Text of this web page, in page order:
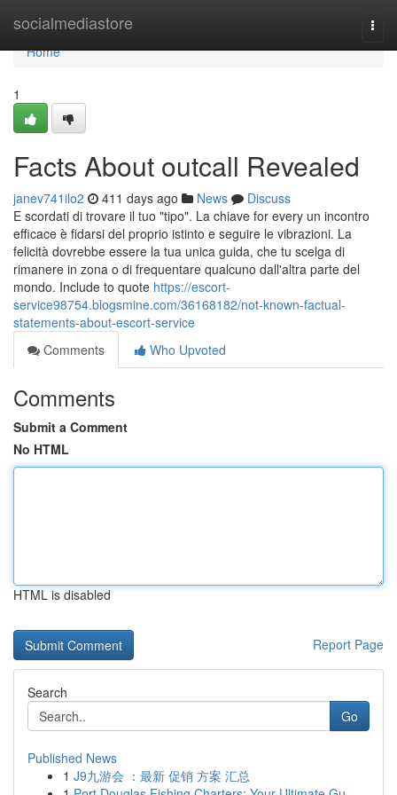
socialmediastore
Home
Home
1
Facts About outcall Revealed
janev741ilo2 411 days ago News
Discuss
E scordati di trovare il tuo "tipo". La chiave for every un incontro
efficace è fidarsi del proprio istinto e seguire le vibrazioni. La
felicità dovrebbe essere la tua unica guida, che tu scelga di
rimanere in zona o di frequentare qualcuno dall'altra parte del
mondo. Include to quote https://escort-
service98754.blogsmine.com/36168182/not-known-factual-
statements-about-escort-service
Comments
Who Upvoted
Comments
Submit a Comment
No HTML
HTML is disabled
Report Page
Search
Go
Published News
1 J9九游会 ：最新 促销 方案 汇总